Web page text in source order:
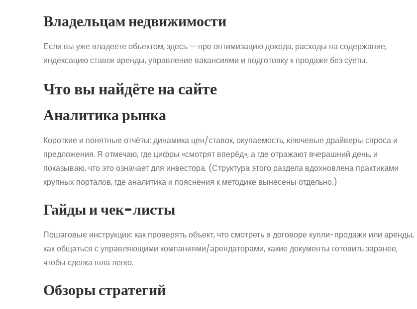
Владельцам недвижимости
Если вы уже владеете объектом, здесь — про оптимизацию дохода, расходы на содержание,
индексацию ставок аренды, управление вакансиями и подготовку к продаже без суеты.
Что вы найдёте на сайте
Аналитика рынка
Короткие и понятные отчёты: динамика цен/ставок, окупаемость, ключевые драйверы спроса и
предложения. Я отмечаю, где цифры «смотрят вперёд», а где отражают вчерашний день, и
показываю, что это означает для инвестора. (Структура этого раздела вдохновлена практиками
крупных порталов, где аналитика и пояснения к методике вынесены отдельно.)
Гайды и чек-листы
Пошаговые инструкции: как проверять объект, что смотреть в договоре купли-продажи или аренды,
как общаться с управляющими компаниями/арендаторами, какие документы готовить заранее,
чтобы сделка шла легко.
Обзоры стратегий